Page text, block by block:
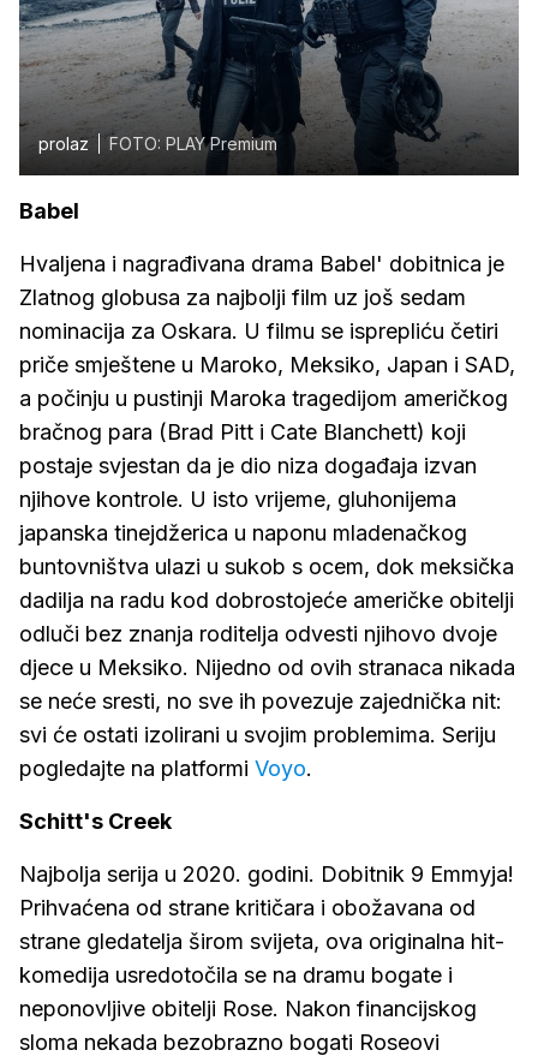
prolaz FOTO: PLAY Premium
Babel
Hvaljena i nagrađivana drama Babel' dobitnica je
Zlatnog globusa za najbolji film uz još sedam
nominacija za Oskara. U filmu se isprepliću četiri
priče smještene u Maroko, Meksiko, Japan i SAD,
a počinju u pustinji Maroka tragedijom američkog
bračnog para (Brad Pitt i Cate Blanchett) koji
postaje svjestan da je dio niza događaja izvan
njihove kontrole. U isto vrijeme, gluhonijema
japanska tinejdžerica u naponu mladenačkog
buntovništva ulazi u sukob s ocem, dok meksička
dadilja na radu kod dobrostojeće američke obitelji
odluči bez znanja roditelja odvesti njihovo dvoje
djece u Meksiko. Nijedno od ovih stranaca nikada
se neće sresti, no sve ih povezuje zajednička nit:
svi će ostati izolirani u svojim problemima. Seriju
pogledajte na platformi Voyo.
Schitt's Creek
Najbolja serija u 2020. godini. Dobitnik 9 Emmyja!
Prihvaćena od strane kritičara i obožavana od
strane gledatelja širom svijeta, ova originalna hit-
komedija usredotočila se na dramu bogate i
neponovljive obitelji Rose. Nakon financijskog
sloma nekada bezobrazno bogati Roseovi